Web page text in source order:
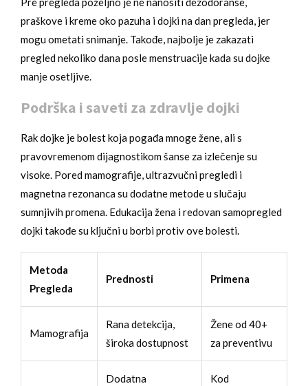
praškove i kreme oko pazuha i dojki na dan pregleda, jer
mogu ometati snimanje. Takođe, najbolje je zakazati
pregled nekoliko dana posle menstruacije kada su dojke
manje osetljive.
Podrška i saveti za zdravlje dojki
Rak dojke je bolest koja pogađa mnoge žene, ali s
pravovremenom dijagnostikom šanse za izlečenje su
visoke. Pored mamografije, ultrazvučni pregledi i
magnetna rezonanca su dodatne metode u slučaju
sumnjivih promena. Edukacija žena i redovan samopregled
dojki takođe su ključni u borbi protiv ove bolesti.
Metoda
Pregleda
Prednosti Primena
Mamografija
Rana detekcija,
široka dostupnost
Žene od 40+
za preventivu
Dodatna
Kod